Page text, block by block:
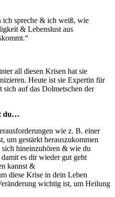
spreche & ich weiß, wie
& Lebenslust aus
all diesen Krisen hat sie
Heute ist sie Expertin für
auf das Dolmetschen der
du…
wie z. B. einer
um gestärkt herauszukommen
hineinzuhören & wie du
es dir wieder gut geht
kannst &
diese Krise in dein Leben
wichtig ist, um Heilung